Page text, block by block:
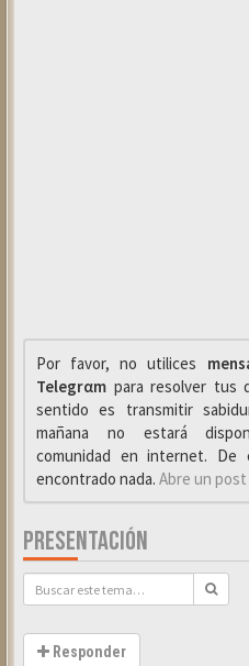
Por favor, no utilices
Telegrαm para resolver tus
sentido es transmitir
mañana no estará
comunidad en internet. De
encontrado nada. Abre un
PRESENTACIÓN
Responder